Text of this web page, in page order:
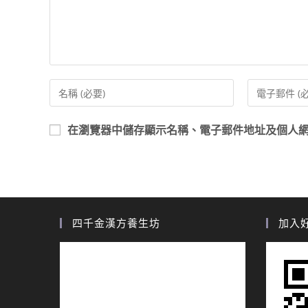
在瀏覽器中儲存顯示名稱、電子郵件地址及個人
四千金漢方養生坊 加入